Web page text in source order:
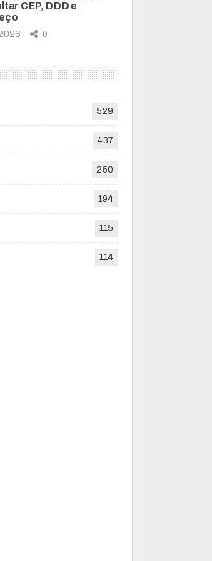
CEP, DDD e
0
529
437
250
194
115
114